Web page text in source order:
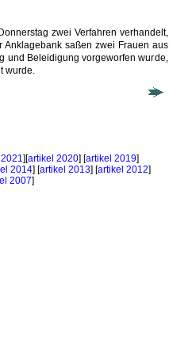
zwei Verfahren verhandelt,
Anklagebank saßen zwei Frauen aus
und Beleidigung vorgeworfen wurde,
wurde.
][artikel 2020] [artikel 2019]
2014] [artikel 2013] [artikel 2012]
2007]